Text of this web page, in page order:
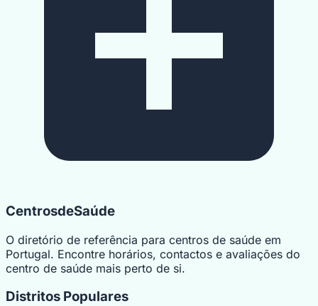
CentrosdeSaúde
O diretório de referência para centros de saúde em
Portugal. Encontre horários, contactos e avaliações do
centro de saúde mais perto de si.
Distritos Populares